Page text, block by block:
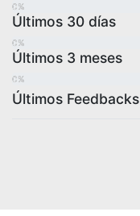
0%
0%
0%
Últimos 30 días
0%
0%
0%
Últimos 3 meses
0%
0%
0%
Últimos Feedbacks